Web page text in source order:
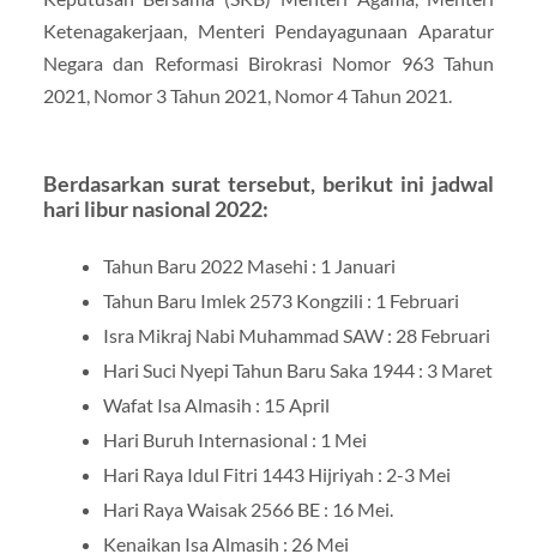
Ketenagakerjaan, Menteri Pendayagunaan Aparatur
Negara dan Reformasi Birokrasi Nomor 963 Tahun
2021, Nomor 3 Tahun 2021, Nomor 4 Tahun 2021.
Berdasarkan surat tersebut, berikut ini jadwal
hari libur nasional 2022:
Tahun Baru 2022 Masehi : 1 Januari
Tahun Baru Imlek 2573 Kongzili : 1 Februari
Isra Mikraj Nabi Muhammad SAW : 28 Februari
Hari Suci Nyepi Tahun Baru Saka 1944 : 3 Maret
Wafat Isa Almasih : 15 April
Hari Buruh Internasional : 1 Mei
Hari Raya Idul Fitri 1443 Hijriyah : 2-3 Mei
Hari Raya Waisak 2566 BE : 16 Mei.
Kenaikan Isa Almasih : 26 Mei